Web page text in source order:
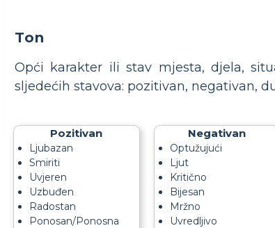
Ton
Opći karakter ili stav mjesta, djela,
sljedećih stavova: pozitivan, negativan,
Pozitivan
Ljubazan
Smiriti
Uvjeren
Uzbuđen
Radostan
Ponosan/Ponosna
Negativan
Optužujući
Ljut
Kritično
Bijesan
Mržno
Uvredljivo